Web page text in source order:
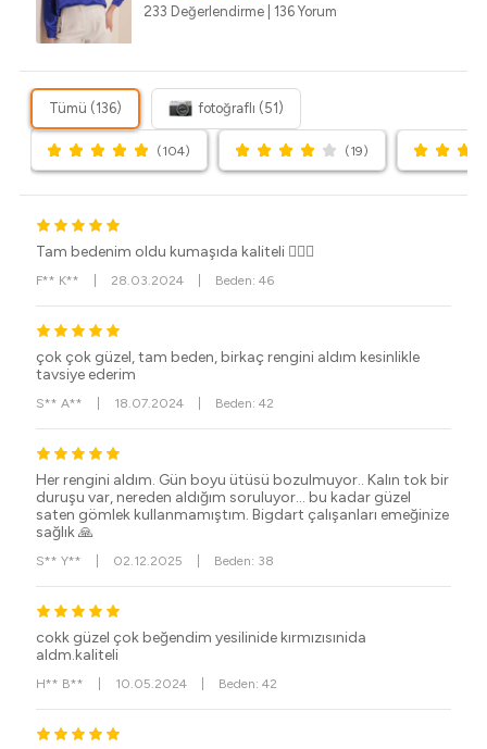
233 Değerlendirme 136 Yorum
Tümü (136) fotoğraflı (51)
(104) (19)
Tam bedenim oldu kumaşıda kaliteli 👍🏻💙
F** K** 28.03.2024 Beden: 46
çok çok güzel, tam beden, birkaç rengini aldım kesinlikle
tavsiye ederim
S** A** 18.07.2024 Beden: 42
Her rengini aldım. Gün boyu ütüsü bozulmuyor.. Kalın tok bir
duruşu var, nereden aldığım soruluyor... bu kadar güzel
saten gömlek kullanmamıştım. Bigdart çalışanları emeğinize
sağlık 🙏
S** Y** 02.12.2025 Beden: 38
cokk güzel çok beğendim yesilinide kırmızısınida
aldm.kaliteli
H** B** 10.05.2024 Beden: 42